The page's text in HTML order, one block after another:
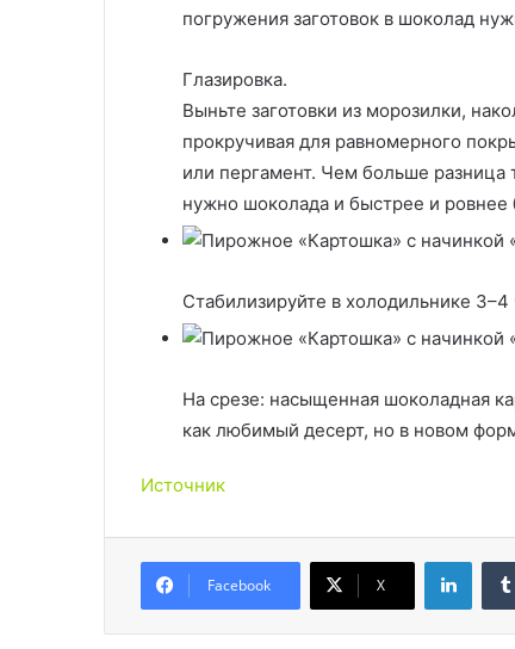
погружения заготовок в шоколад
Глазировка.
Выньте заготовки из морозилки,
прокручивая для равномерного
или пергамент. Чем больше разница
нужно шоколада и быстрее и ровнее
Стабилизируйте в холодильнике 3–4
На срезе: насыщенная шоколадная
как любимый десерт, но в новом
Источник
Facebook X